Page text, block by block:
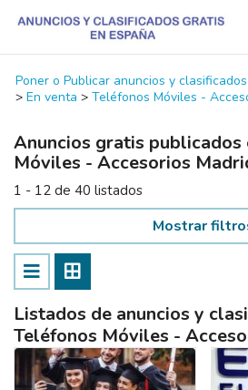
Poner o Publicar anuncios y
> En venta > Teléfonos Móviles -
Anuncios gratis publicados
Móviles - Accesorios
1 - 12 de 40 listados
Mostrar
Listados de anuncios y
Teléfonos Móviles -